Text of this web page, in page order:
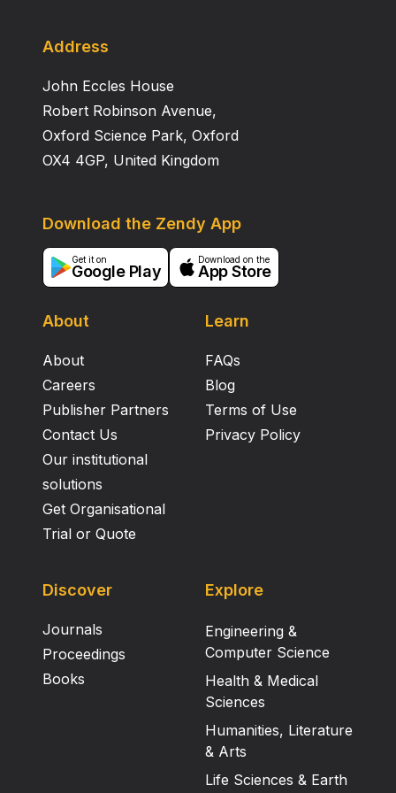
Address
John Eccles House
Robert Robinson Avenue,
Oxford Science Park, Oxford
OX4 4GP, United Kingdom
About
About
Careers
Publisher Partners
Contact Us
Our institutional
solutions
Get Organisational
Trial or Quote
Learn
FAQs
Blog
Terms of Use
Privacy Policy
Download the Zendy App
Get it on
Google Play
Download on the
App Store
Discover
Journals
Proceedings
Books
Explore
Engineering &
Computer Science
Health & Medical
Sciences
Humanities, Literature
& Arts
Life Sciences & Earth